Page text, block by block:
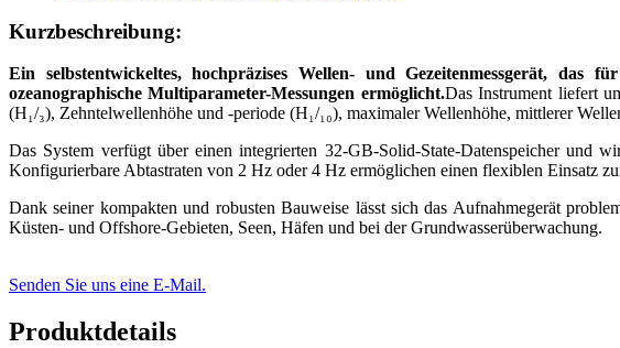
Kurzbeschreibung:
Ein selbstentwickeltes, hochpräzises Wellen- und Gezeitenmessgerät,
ozeanographische Multiparameter-Messungen ermöglicht.Das Instrument liefert
(H₁/₃), Zehntelwellenhöhe und -periode (H₁/₁₀), maximaler Wellenhöhe, mittlerer
Das System verfügt über einen integrierten 32-GB-Solid-State-Datenspeicher und
Konfigurierbare Abtastraten von 2 Hz oder 4 Hz ermöglichen einen flexiblen Einsatz
Dank seiner kompakten und robusten Bauweise lässt sich das Aufnahmegerät
Küsten- und Offshore-Gebieten, Seen, Häfen und bei der Grundwasserüberwachung.
Senden Sie uns eine E-Mail.
Produktdetails